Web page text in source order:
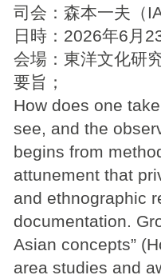
司会：森本一夫（
日時：2026年6月
会場：東洋文化研
要旨；
How does one
see, and the
begins from
attunement that
and ethnographic
documentation.
Asian concepts”
area studies and